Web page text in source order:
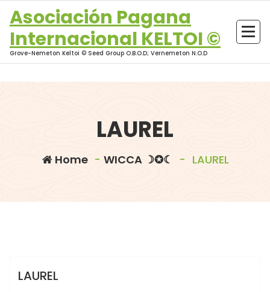
content
Asociación Pagana
Internacional KELTOI ©
Grove-Nemeton Keltoi © Seed Group O.B.O.D; Vernemeton N.O.D
LAUREL
Home -WICCA ☽✪☾ - LAUREL
WICCA ☽✪☾
LAUREL